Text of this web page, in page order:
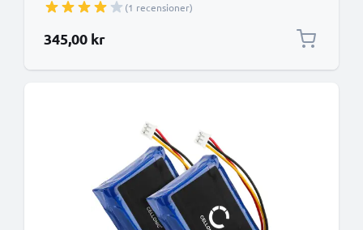
(1 recensioner)
345,00 kr